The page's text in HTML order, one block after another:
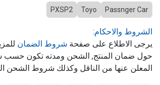
Passnger Car
Toyo
PXSP2
الشروط والاحكام:
يرجى الاطلاع على صفحة شروط الضمان
حول ضمان المنتج, الشحن ومدته تكون حسب
المعلن عنها من الناقل وكذلك شروط الشحن